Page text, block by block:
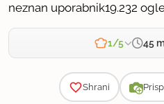
neznan uporabnik19.232
1/5 45
Shrani